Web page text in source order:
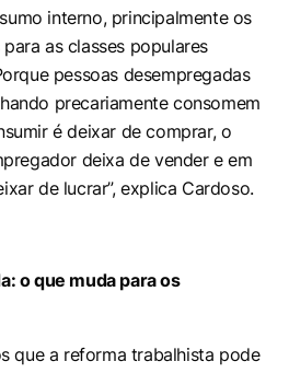
interno, principalmente os
as classes populares
pessoas desempregadas
precariamente consomem
é deixar de comprar, o
deixa de vender e em
de lucrar”, explica Cardoso.
o que muda para os
que a reforma trabalhista pode